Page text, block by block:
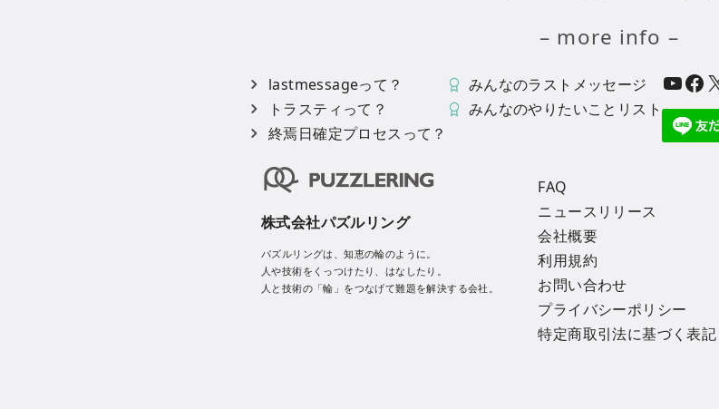
– more info –
lastmessageって？
トラスティって？
終焉日確定プロセスって？
みんなのラストメッセージ
みんなのやりたいことリスト
YouTube Facebook X
株式会社パズルリング
パズルリングは、知恵の輪のように。
人や技術をくっつけたり、はなしたり。
人と技術の「輪」をつなげて難題を解決する会社。
FAQ
ニュースリリース
会社概要
利用規約
お問い合わせ
プライバシーポリシー
特定商取引法に基づく表記